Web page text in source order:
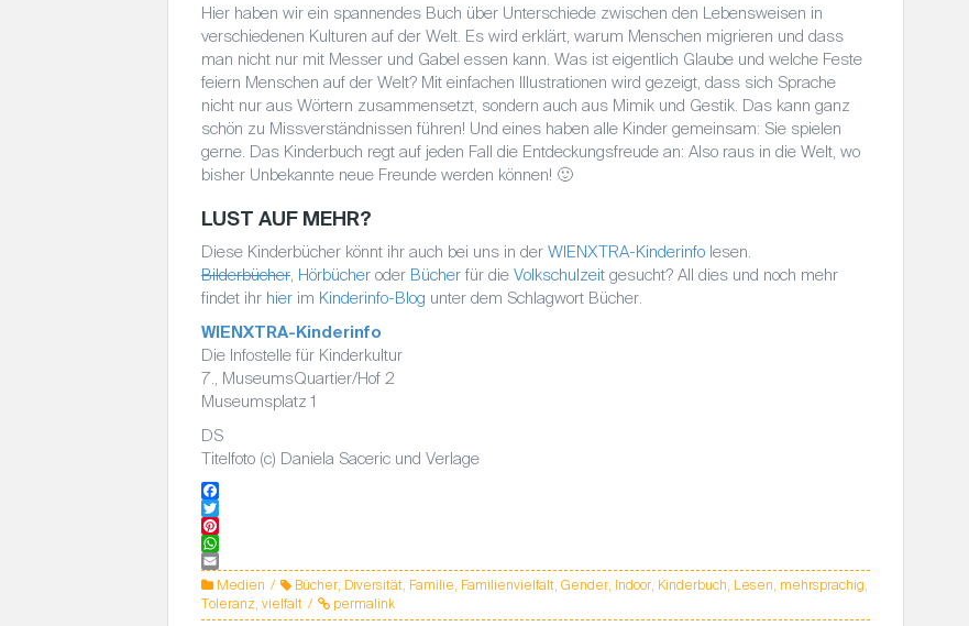
Hier haben wir ein spannendes Buch über Unterschiede zwischen den Lebensweisen in
verschiedenen Kulturen auf der Welt. Es wird erklärt, warum Menschen migrieren und dass
man nicht nur mit Messer und Gabel essen kann. Was ist eigentlich Glaube und welche Feste
feiern Menschen auf der Welt? Mit einfachen Illustrationen wird gezeigt, dass sich Sprache
nicht nur aus Wörtern zusammensetzt, sondern auch aus Mimik und Gestik. Das kann ganz
schön zu Missverständnissen führen! Und eines haben alle Kinder gemeinsam: Sie spielen
gerne. Das Kinderbuch regt auf jeden Fall die Entdeckungsfreude an: Also raus in die Welt, wo
bisher Unbekannte neue Freunde werden können! 🙂
LUST AUF MEHR?
Diese Kinderbücher könnt ihr auch bei uns in der WIENXTRA-Kinderinfo lesen.
Bilderbücher, Hörbücher oder Bücher für die Volkschulzeit gesucht? All dies und noch mehr
findet ihr hier im Kinderinfo-Blog unter dem Schlagwort Bücher.
WIENXTRA-Kinderinfo
Die Infostelle für Kinderkultur
7., MuseumsQuartier/Hof 2
Museumsplatz 1
DS
Titelfoto (c) Daniela Saceric und Verlage
F
a
c
e
b
o
o
T
w
i
t
t
e
P
i
n
t
e
W
h
a
t
E
m
a
Medien Bücher, Diversität, Familie, Familienvielfalt, Gender, Indoor, Kinderbuch, Lesen, mehrsprachig,
Toleranz, vielfalt permalink